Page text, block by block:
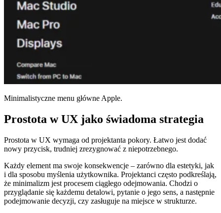
Minimalistyczne menu główne Apple.
Prostota w UX jako świadoma strategia
Prostota w UX wymaga od projektanta pokory. Łatwo jest dodać
nowy przycisk, trudniej zrezygnować z niepotrzebnego.
Każdy element ma swoje konsekwencje – zarówno dla estetyki, jak
i dla sposobu myślenia użytkownika. Projektanci często podkreślają,
że minimalizm jest procesem ciągłego odejmowania. Chodzi o
przyglądanie się każdemu detalowi, pytanie o jego sens, a następnie
podejmowanie decyzji, czy zasługuje na miejsce w strukturze.